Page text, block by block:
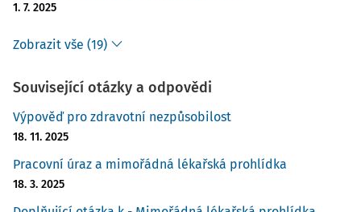
stavu, jež vznikly při výkonu práce nepříznivým působením
nedosahují takového stupně poškození zdravotního stavu,
práce za stejných podmínek by vedl ke vzniku nemoci z
povolání).
U výpovědního důvodu podle
příčina dlouhodobého pozbytí zdravotní způsobilosti zamě
1. 7. 2025
Zobrazit vše (19)
Související otázky a odpovědi
Výpověď pro zdravotní nezpůsobilost
18. 11. 2025
Pracovní úraz a mimořádná lékařská prohlídka
18. 3. 2025